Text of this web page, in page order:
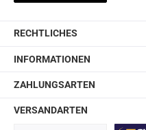
RECHTLICHES
INFORMATIONEN
ZAHLUNGSARTEN
VERSANDARTEN